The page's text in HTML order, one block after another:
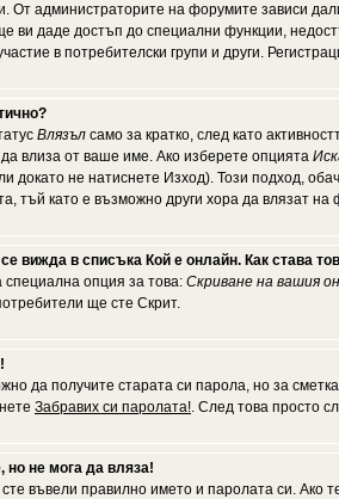
От администраторите на форумите зависи
ви даде достъп до специални функции,
в потребителски групи и други.
Влязъл само за кратко, след като
влиза от ваше име. Ако изберете опцията
докато не натиснете Изход). Този подход,
тъй като е възможно други хора да влязат
вижда в списъка Кой е онлайн. Как става
опция за това: Скриване на вашия
ще сте Скрит.
да получите старата си парола, но за
Забравих си паролата!. След това просто
но не мога да вляза!
въвели правилно името и паролата си. Ако